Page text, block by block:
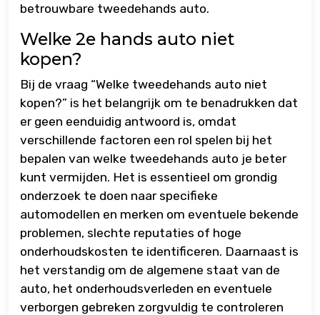
betrouwbare tweedehands auto.
Welke 2e hands auto niet
kopen?
Bij de vraag “Welke tweedehands auto niet
kopen?” is het belangrijk om te benadrukken dat
er geen eenduidig antwoord is, omdat
verschillende factoren een rol spelen bij het
bepalen van welke tweedehands auto je beter
kunt vermijden. Het is essentieel om grondig
onderzoek te doen naar specifieke
automodellen en merken om eventuele bekende
problemen, slechte reputaties of hoge
onderhoudskosten te identificeren. Daarnaast is
het verstandig om de algemene staat van de
auto, het onderhoudsverleden en eventuele
verborgen gebreken zorgvuldig te controleren